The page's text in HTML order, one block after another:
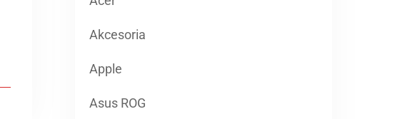
Akcesoria
Apple
Asus ROG